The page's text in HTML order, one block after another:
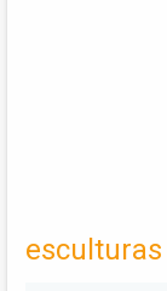
esculturas